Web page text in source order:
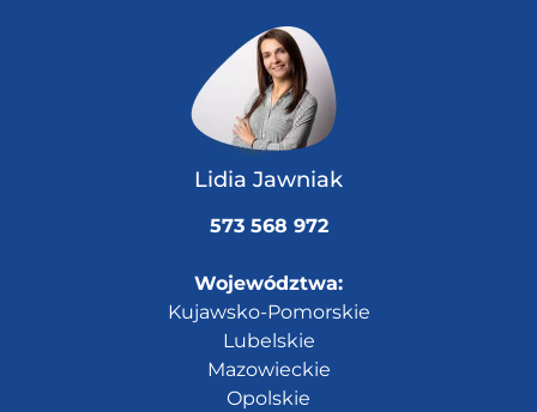
Lidia Jawniak
573 568 972
Województwa:
Kujawsko-Pomorskie
Lubelskie
Mazowieckie
Opolskie